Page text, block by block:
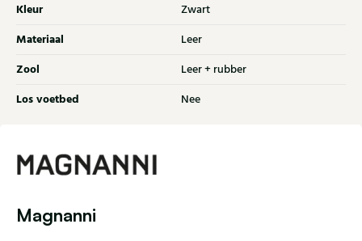
Kleur Zwart
Materiaal Leer
Zool Leer + rubber
Los voetbed Nee
Magnanni